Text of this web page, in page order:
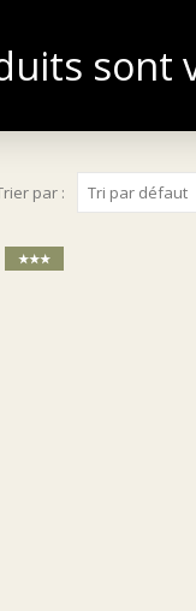
sont
BOUTIQUE
par :
★★★